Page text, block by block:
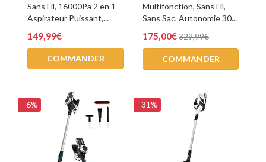
Sans Fil, 16000Pa 2 en 1
Aspirateur Puissant,...
149,99€
COMMANDER
Multifonction, Sans Fil,
Sans Sac, Autonomie 30...
175,00€329,99€
COMMANDER
- 6% - 31%